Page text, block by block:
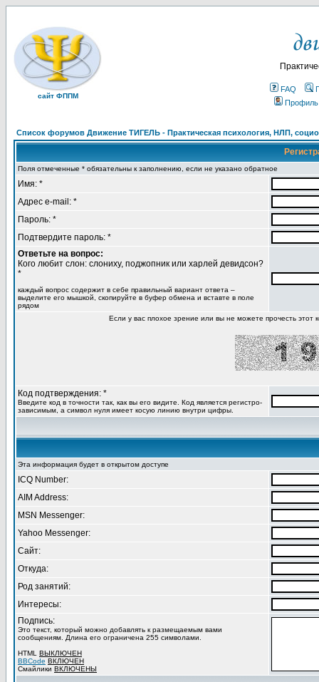
сайт ФППМ
FAQ
Профиль
Список форумов Движение ТИГЕЛЬ - Практическая психология, НЛП,
Поля отмеченные * обязательны к заполнению, если не указано обратное
Имя: *
Адрес e-mail: *
Пароль: *
Подтвердите пароль: *
Ответьте на вопрос:
Кого любит слон: слониху, поджопник или харлей девидсон?
*
каждый вопрос содержит в себе правильный вариант ответа –
выделите его мышкой, скопируйте в буфер обмена и вставте в поле
рядом
Если у вас плохое зрение или вы не можете прочесть этот
Код подтверждения: *
Введите код в точности так, как вы его видите. Код является регистро-
зависимым, а символ нуля имеет косую линию внутри цифры.
Эта информация будет в открытом доступе
ICQ Number:
AIM Address:
MSN Messenger:
Yahoo Messenger:
Сайт:
Откуда:
Род занятий:
Интересы:
Подпись:
Это текст, который можно добавлять к размещаемым вами
сообщениям. Длина его ограничена 255 символами.
HTML ВЫКЛЮЧЕН
BBCode ВКЛЮЧЕН
Смайлики ВКЛЮЧЕНЫ